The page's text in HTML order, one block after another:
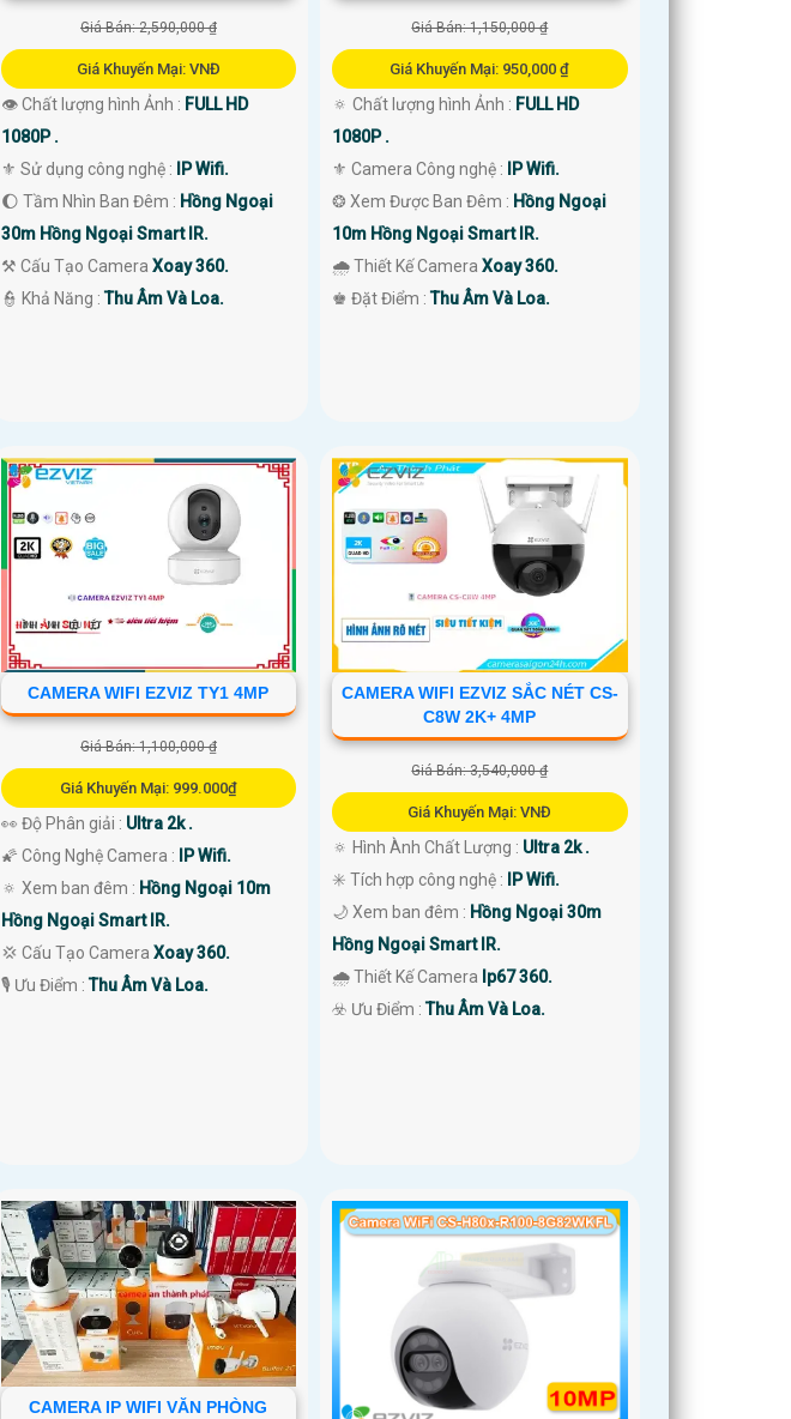
Giá Bán: 2,590,000 ₫
Giá Khuyến Mại: VNĐ
👁 Chất lượng hình Ảnh : FULL HD
1080P .
⚜️ Sử dụng công nghệ :
IP Wifi.
🌔 Tầm Nhìn Ban Đêm : Hồng Ngoại
30m Hồng Ngoại Smart IR.
⚒ Cấu Tạo Camera Xoay 360.
️👮 Khả Năng :Thu Âm Và Loa.
Giá Bán: 1,150,000 ₫
Giá Khuyến Mại: 950,000 ₫
🔅 Chất lượng hình Ảnh : FULL HD
1080P .
⚜️ Camera Công nghệ :
IP Wifi.
❂ Xem Được Ban Đêm : Hồng Ngoại
10m Hồng Ngoại Smart IR.
🌧️ Thiết Kế CameraXoay 360.
️♚ Đặt Điểm :Thu Âm Và Loa.
CAMERA WIFI EZVIZ TY1 4MP
Giá Bán: 1,100,000 ₫
Giá Khuyến Mại: 999.000₫
👀 Độ Phân giải : Ultra 2k .
🌠 Công Nghệ Camera :
IP Wifi.
🔅 Xem ban đêm : Hồng Ngoại 10m
Hồng Ngoại Smart IR.
💢 Cấu Tạo Camera Xoay 360.
️🎙 Ưu Điểm :Thu Âm Và Loa.
CAMERA WIFI EZVIZ SẮC NÉT CS-
C8W 2K+ 4MP
Giá Bán: 3,540,000 ₫
Giá Khuyến Mại: VNĐ
🔅 Hình Ành Chất Lượng : Ultra 2k .
✳️ Tích hợp công nghệ :
IP Wifi.
🌙 Xem ban đêm : Hồng Ngoại 30m
Hồng Ngoại Smart IR.
🌧️ Thiết Kế Camera Ip67 360.
️☣️ Ưu Điểm :Thu Âm Và Loa.
CAMERA IP WIFI VĂN PHÒNG